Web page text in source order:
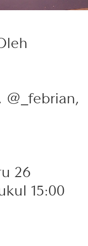
@_febrian,
26
15:00